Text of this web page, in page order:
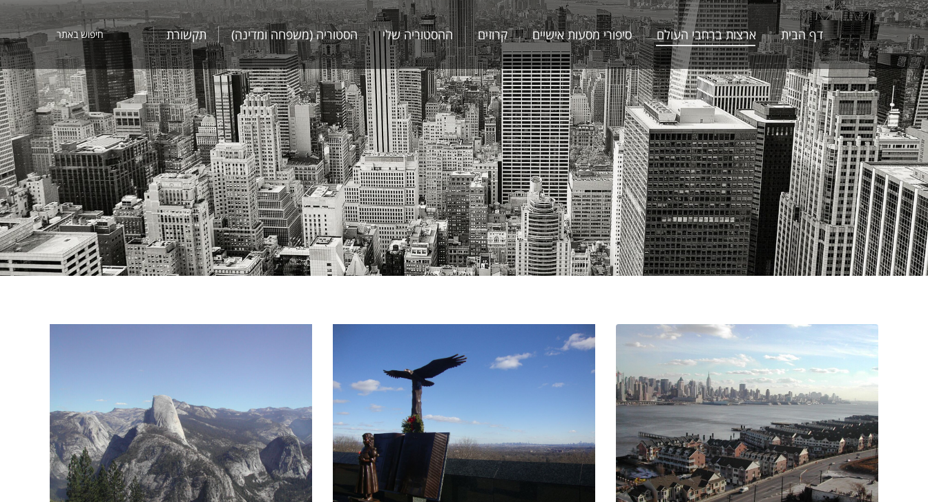
דף הבית ארצות ברחבי העולם סיפורי מסעות אישיים קרוזים ההסטוריה שלי הסטוריה (משפחה ומדינה) תקשורת Search:
חיפוש באתר
דף הבית ארצות ברחבי העולם סיפורי מסעות אישיים קרוזים ההסטוריה שלי הסטוריה (משפחה ומדינה) תקשורת Search:
חיפוש באתר